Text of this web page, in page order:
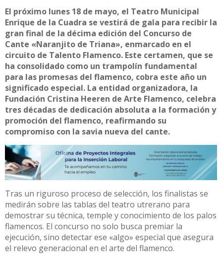
El próximo lunes 18 de mayo, el Teatro Municipal
Enrique de la Cuadra se vestirá de gala para recibir la
gran final de la décima edición del Concurso de
Cante «Naranjito de Triana», enmarcado en el
circuito de Talento Flamenco. Este certamen, que se
ha consolidado como un trampolín fundamental
para las promesas del flamenco, cobra este año un
significado especial. La entidad organizadora, la
Fundación Cristina Heeren de Arte Flamenco, celebra
tres décadas de dedicación absoluta a la formación y
promoción del flamenco, reafirmando su
compromiso con la savia nueva del cante.
Tras un riguroso proceso de selección, los finalistas se
medirán sobre las tablas del teatro utrerano para
demostrar su técnica, temple y conocimiento de los palos
flamencos. El concurso no solo busca premiar la
ejecución, sino detectar ese «algo» especial que asegura
el relevo generacional en el arte del flamenco.